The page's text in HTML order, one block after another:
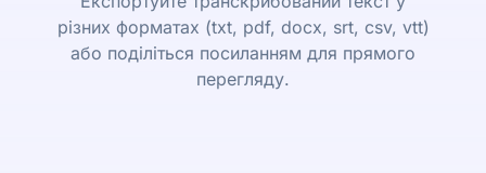
різних форматах (txt, pdf, docx, srt, csv, vtt)
або поділіться посиланням для прямого
перегляду.